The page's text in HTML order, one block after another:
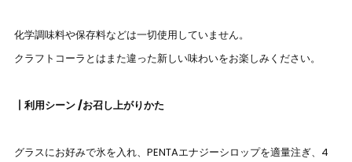
化学調味料や保存料などは一切使用していません。
クラフトコーラとはまた違った新しい味わいをお楽しみください。
┃利用シーン /お召し上がりかた
グラスにお好みで氷を入れ、PENTAエナジーシロップを適量注ぎ、4